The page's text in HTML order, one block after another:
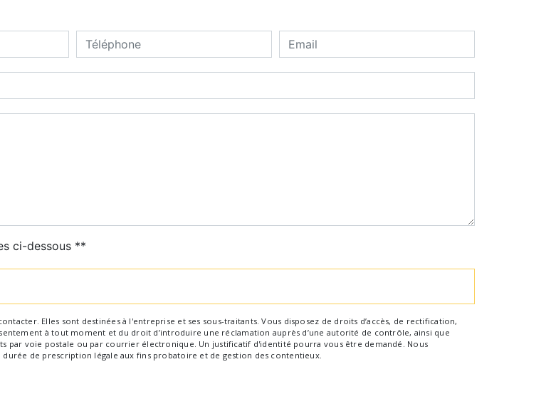
ci-dessous **
Elles sont destinées à l'entreprise et ses sous-traitants. Vous disposez de droits d’accès, de rectification,
à tout moment et du droit d’introduire une réclamation auprès d’une autorité de contrôle, ainsi que
par voie postale ou par courrier électronique. Un justificatif d'identité pourra vous être demandé. Nous
de prescription légale aux fins probatoire et de gestion des contentieux.